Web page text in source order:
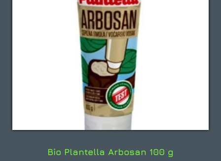
Bio Plantella Arbosan 100 g